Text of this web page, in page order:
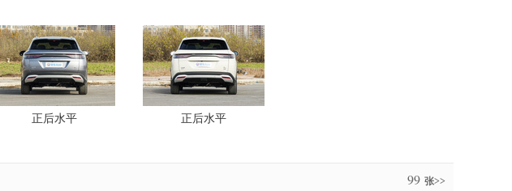
正后水平 正后水平
99 张>>